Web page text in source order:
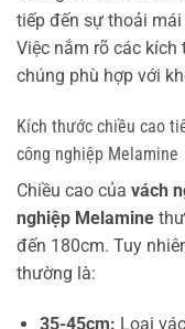
tiếp đến sự thoải
Việc nắm rõ các
chúng phù hợp với
Kích thước chiều cao
công nghiệp Melamine
Chiều cao của vách
nghiệp Melamine
đến 180cm. Tuy
thường là:
35-45cm: Loại